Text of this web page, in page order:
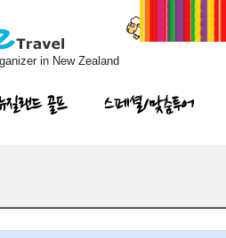
in New Zealand
질랜드 골프 스페셜/맞춤투어